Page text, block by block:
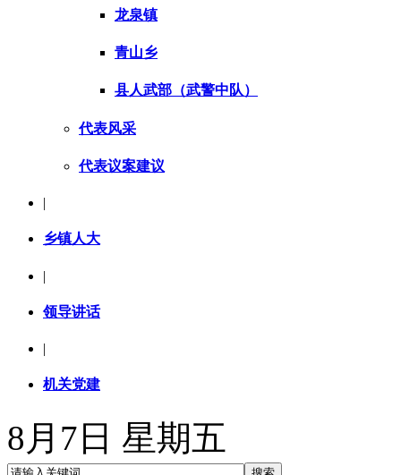
龙泉镇
青山乡
县人武部（武警中队）
代表风采
代表议案建议
|
乡镇人大
|
领导讲话
|
机关党建
8月7日 星期五